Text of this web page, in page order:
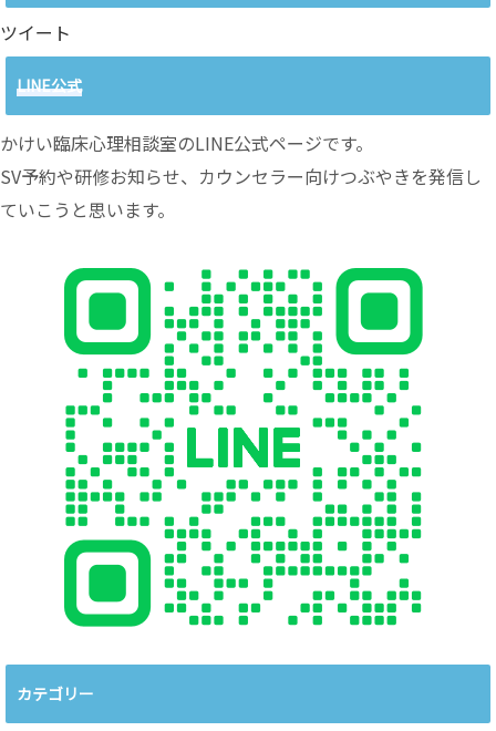
ツイート
LINE公式
かけい臨床心理相談室のLINE公式ページです。
SV予約や研修お知らせ、カウンセラー向けつぶやきを発信し
ていこうと思います。
カテゴリー